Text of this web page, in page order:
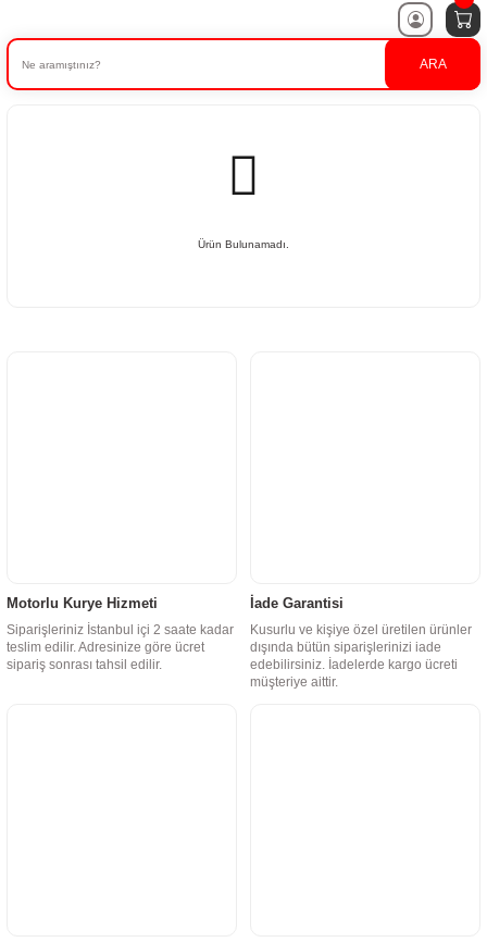
ARA
Ürün Bulunamadı.
Motorlu Kurye Hizmeti
Siparişleriniz İstanbul içi 2 saate kadar
teslim edilir. Adresinize göre ücret
sipariş sonrası tahsil edilir.
İade Garantisi
Kusurlu ve kişiye özel üretilen ürünler
dışında bütün siparişlerinizi iade
edebilirsiniz. İadelerde kargo ücreti
müşteriye aittir.